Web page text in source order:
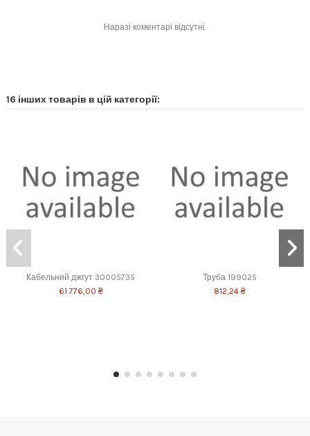
Наразі коментарі відсутні.
16 інших товарів в цій категорії:
Кабельний джгут 30005735
61 776,00 ₴
Труба 199025
812,24 ₴